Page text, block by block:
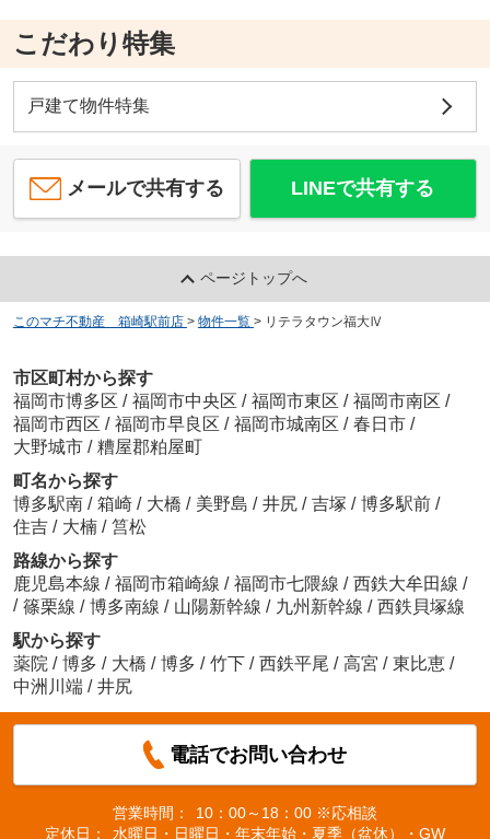
こだわり特集
戸建て物件特集
メールで共有する LINEで共有する
ページトップへ
このマチ不動産 箱崎駅前店 > 物件一覧 > リテラタウン福大Ⅳ
市区町村から探す
福岡市博多区 / 福岡市中央区 / 福岡市東区 / 福岡市南区 /
福岡市西区 / 福岡市早良区 / 福岡市城南区 / 春日市 /
大野城市 / 糟屋郡粕屋町
町名から探す
博多駅南 / 箱崎 / 大橋 / 美野島 / 井尻 / 吉塚 / 博多駅前 /
住吉 / 大楠 / 筥松
路線から探す
鹿児島本線 / 福岡市箱崎線 / 福岡市七隈線 / 西鉄大牟田線 /
/ 篠栗線 / 博多南線 / 山陽新幹線 / 九州新幹線 / 西鉄貝塚線
駅から探す
薬院 / 博多 / 大橋 / 博多 / 竹下 / 西鉄平尾 / 高宮 / 東比恵 /
中洲川端 / 井尻
電話でお問い合わせ
営業時間：
10：00～18：00 ※応相談
定休日：
水曜日・日曜日・年末年始・夏季（盆休）・GW